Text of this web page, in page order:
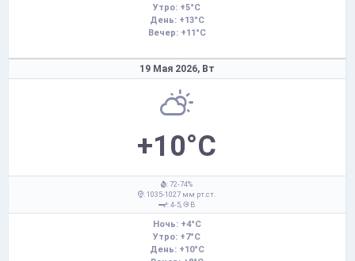
Утро: +5°C
День: +13°C
Вечер: +11°C
19 Мая 2026, Вт
+10°C
: 72-74%
: 1035-1027 мм рт.ст.
: 4-5,
В
Ночь: +4°C
Утро: +7°C
День: +10°C